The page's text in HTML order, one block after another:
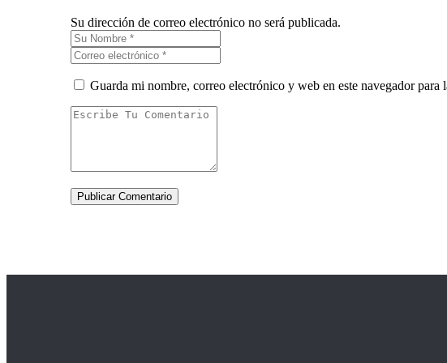
Su dirección de correo electrónico no será publicada.
Guarda mi nombre, correo electrónico y web en este navegador para